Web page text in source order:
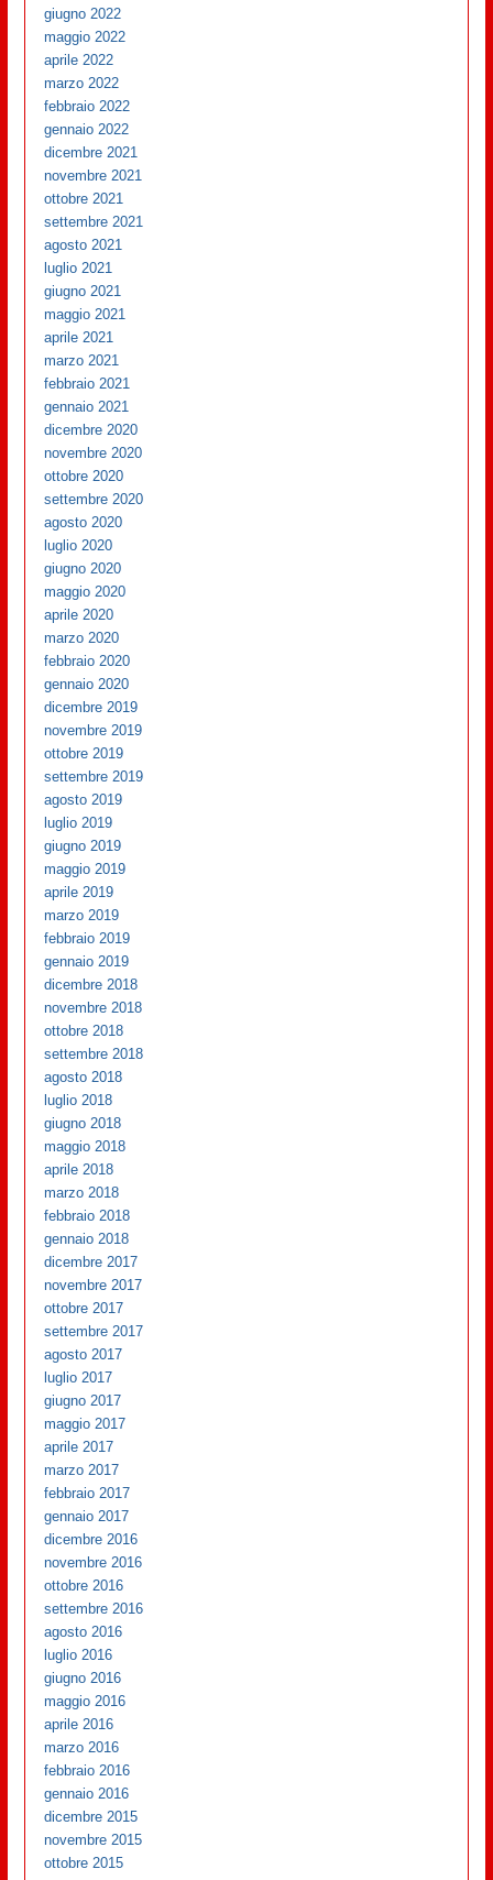
giugno 2022
maggio 2022
aprile 2022
marzo 2022
febbraio 2022
gennaio 2022
dicembre 2021
novembre 2021
ottobre 2021
settembre 2021
agosto 2021
luglio 2021
giugno 2021
maggio 2021
aprile 2021
marzo 2021
febbraio 2021
gennaio 2021
dicembre 2020
novembre 2020
ottobre 2020
settembre 2020
agosto 2020
luglio 2020
giugno 2020
maggio 2020
aprile 2020
marzo 2020
febbraio 2020
gennaio 2020
dicembre 2019
novembre 2019
ottobre 2019
settembre 2019
agosto 2019
luglio 2019
giugno 2019
maggio 2019
aprile 2019
marzo 2019
febbraio 2019
gennaio 2019
dicembre 2018
novembre 2018
ottobre 2018
settembre 2018
agosto 2018
luglio 2018
giugno 2018
maggio 2018
aprile 2018
marzo 2018
febbraio 2018
gennaio 2018
dicembre 2017
novembre 2017
ottobre 2017
settembre 2017
agosto 2017
luglio 2017
giugno 2017
maggio 2017
aprile 2017
marzo 2017
febbraio 2017
gennaio 2017
dicembre 2016
novembre 2016
ottobre 2016
settembre 2016
agosto 2016
luglio 2016
giugno 2016
maggio 2016
aprile 2016
marzo 2016
febbraio 2016
gennaio 2016
dicembre 2015
novembre 2015
ottobre 2015